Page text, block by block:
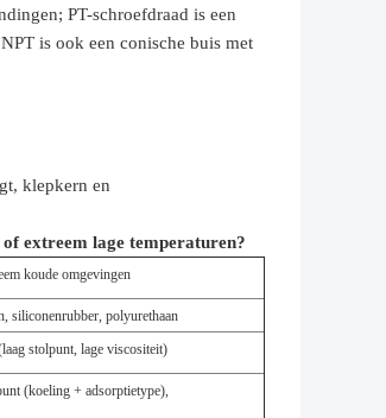
PT-schroefdraad is een
is ook een conische buis met
klepkern en
extreem lage temperaturen?
koude omgevingen
siliconenrubber, polyurethaan
stolpunt, lage viscositeit)
(koeling + adsorptietype),